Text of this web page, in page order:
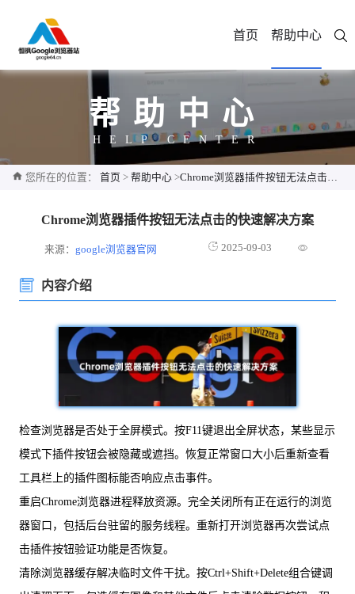
首页 帮助中心
帮助中心
HELP CENTER
您所在的位置： 首页 > 帮助中心 >Chrome浏览器插件按钮无法点击的快速解决方案
Chrome浏览器插件按钮无法点击的快速解决方案
来源：google浏览器官网 2025-09-03
内容介绍
检查浏览器是否处于全屏模式。按F11键退出全屏状态，某些显示
模式下插件按钮会被隐藏或遮挡。恢复正常窗口大小后重新查看
工具栏上的插件图标能否响应点击事件。
重启Chrome浏览器进程释放资源。完全关闭所有正在运行的浏览
器窗口，包括后台驻留的服务线程。重新打开浏览器再次尝试点
击插件按钮验证功能是否恢复。
清除浏览器缓存解决临时文件干扰。按Ctrl+Shift+Delete组合键调